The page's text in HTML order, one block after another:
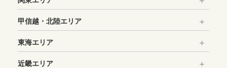
甲信越・北陸エリア
東海エリア
近畿エリア